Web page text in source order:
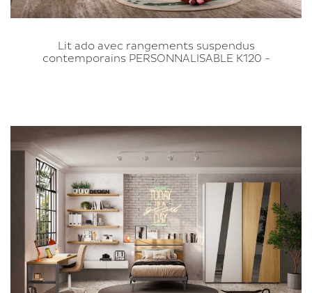
Lit ado avec rangements suspendus
contemporains PERSONNALISABLE K120 -